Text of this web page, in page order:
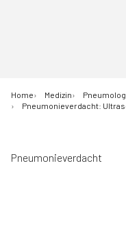
Home Medizin
Pneumonieverdacht:
Pneumonieverdacht